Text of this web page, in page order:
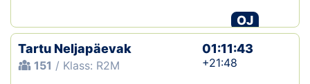
OJ
Tartu Neljapäevak
151 / Klass: R2M
01:11:43
+21:48